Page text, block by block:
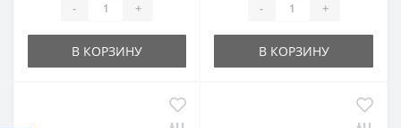
- +
В КОРЗИНУ
- +
В КОРЗИНУ